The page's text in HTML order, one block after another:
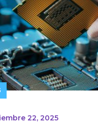
22, 2025